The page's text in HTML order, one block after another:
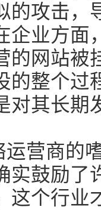
的攻击，
企业方面
的网站被
的整个过
对其长期
运营商的
实鼓励了
这个行业